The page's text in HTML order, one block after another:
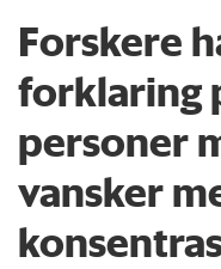
Forskere
forklaring
personer
vansker